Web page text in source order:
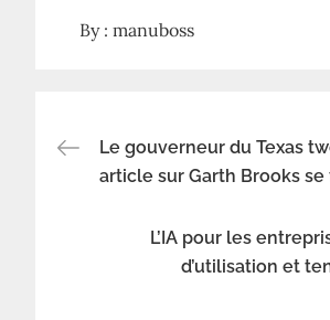
By :manuboss
Navigation
l’article
Le gouverneur du Texas
article sur Garth Brooks
L’IA pour les
d’utilisation et